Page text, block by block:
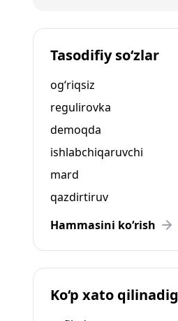
Tasodifiy so‘zlar
og‘riqsiz
regulirovka
demoqda
ishlabchiqaruvchi
mard
qazdirtiruv
Hammasini ko‘rish
Ko‘p xato